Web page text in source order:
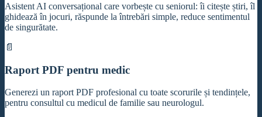
Asistent AI conversațional care vorbește cu seniorul: îi citește știri, îl
ghidează în jocuri, răspunde la întrebări simple, reduce sentimentul
de singurătate.
📄
Raport PDF pentru medic
Generezi un raport PDF profesional cu toate scorurile și tendințele,
pentru consultul cu medicul de familie sau neurologul.